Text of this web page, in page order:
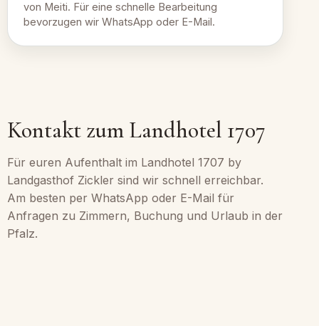
von Meiti. Für eine schnelle Bearbeitung
bevorzugen wir WhatsApp oder E-Mail.
Kontakt zum Landhotel 1707
Für euren Aufenthalt im Landhotel 1707 by
Landgasthof Zickler sind wir schnell erreichbar.
Am besten per WhatsApp oder E-Mail für
Anfragen zu Zimmern, Buchung und Urlaub in der
Pfalz.